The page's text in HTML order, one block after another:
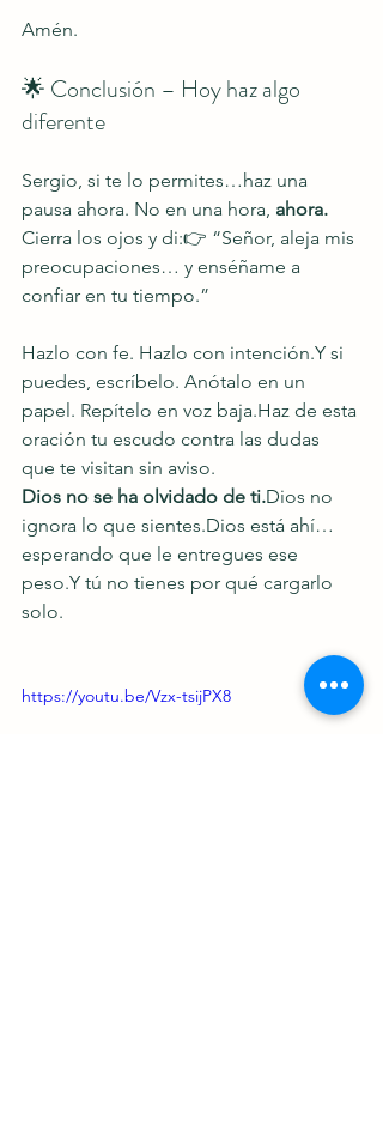
Amén.
🌟 Conclusión – Hoy haz algo
diferente
Sergio, si te lo permites…haz una
pausa ahora. No en una hora, ahora.
Cierra los ojos y di:👉 “Señor, aleja mis
preocupaciones… y enséñame a
confiar en tu tiempo.”
Hazlo con fe. Hazlo con intención.Y si
puedes, escríbelo. Anótalo en un
papel. Repítelo en voz baja.Haz de esta
oración tu escudo contra las dudas
que te visitan sin aviso.
Dios no se ha olvidado de ti.Dios no
ignora lo que sientes.Dios está ahí…
esperando que le entregues ese
peso.Y tú no tienes por qué cargarlo
solo.
https://youtu.be/Vzx-tsijPX8